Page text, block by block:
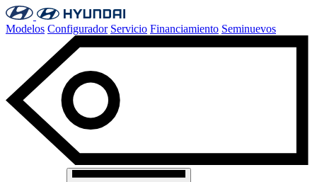
Modelos Configurador Servicio Financiamiento Seminuevos